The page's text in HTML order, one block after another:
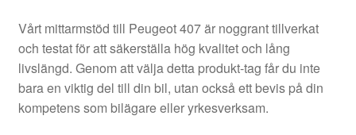
Reklamationsprocedur
Transport
Vagn
Vårt mittarmstöd till Peugeot 407 är noggrant tillverkat
och testat för att säkerställa hög kvalitet och lång
livslängd. Genom att välja detta produkt-tag får du inte
bara en viktig del till din bil, utan också ett bevis på din
kompetens som bilägare eller yrkesverksam.